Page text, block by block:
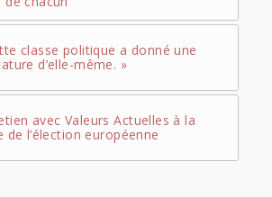
classe politique a donné une
d’elle-même. »
avec Valeurs Actuelles à la
de l’élection européenne